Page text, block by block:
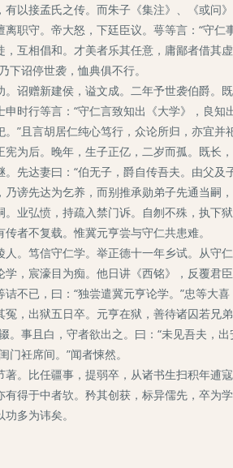
以接孟氏之传。而朱子《集注》、《或问
守。帝大怒，下廷臣议。萼等言：“守仁
，互相倡和。才美者乐其任意，庸鄙者借其
下诏停世袭，恤典俱不行。
赠新建侯，谥文成。二年予世袭伯爵。
时行等言：“守仁言致知出《大学》，良
”且言胡居仁纯心笃行，众论所归，亦宜
后。晚年，生子正亿，二岁而孤。既长
先达妻曰：“伯无子，爵自传吾夫。由父
乃谤先达为乞养，而别推承勋弟子先通当嗣
。业弘愤，持疏入禁门诉。自刎不殊，执下
不复载。惟冀元亨尝与守仁共患难。
笃信守仁学。举正德十一年乡试。从守
学，宸濠目为痴。他日讲《西铭》，反覆君
不已，曰：“独尝遣冀元亨论学。”忠等大
出狱五日卒。元亨在狱，善待诸囚若兄
。事且白，守者欲出之。曰：“未见吾夫，
门衽席间。”闻者悚然。
比任疆事，提弱卒，从诸书生扫积年逋
得于中者欤。矜其创获，标异儒先，卒为
多为讳矣。